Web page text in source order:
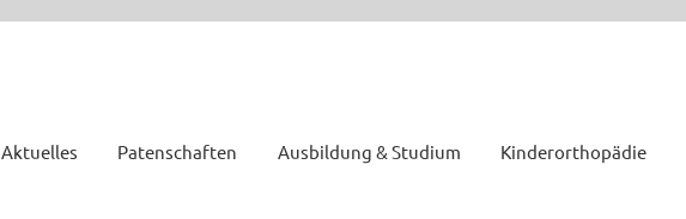
Aktuelles Patenschaften Ausbildung & Studium Kinderorthopädie